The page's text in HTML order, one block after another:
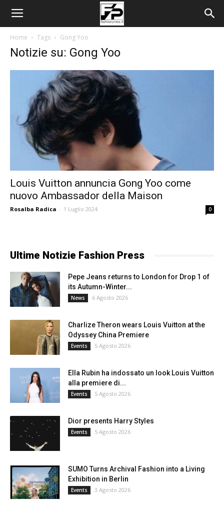
Home Tags Gong Yoo
Notizie su: Gong Yoo
Louis Vuitton annuncia Gong Yoo come
nuovo Ambassador della Maison
Rosalba Radica - 1 Luglio 2024 0
Ultime Notizie Fashion Press
Pepe Jeans returns to London for Drop 1 of
its Autumn-Winter...
News 6 Agosto 2026
Charlize Theron wears Louis Vuitton at the
Odyssey China Premiere
Events 5 Agosto 2026
Ella Rubin ha indossato un look Louis Vuitton
alla premiere di...
Events 5 Agosto 2026
Dior presents Harry Styles
Events 5 Agosto 2026
SUMO Turns Archival Fashion into a Living
Exhibition in Berlin
Events 3 Agosto 2026